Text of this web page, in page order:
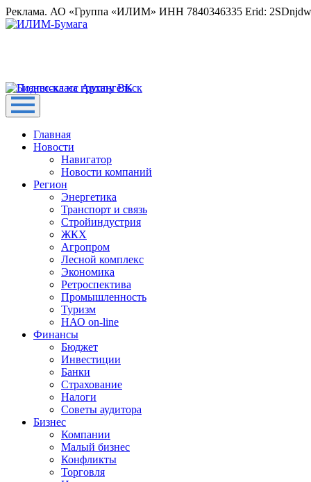
Реклама. АО «Группа «ИЛИМ» ИНН 7840346335 Erid:
Главная
Новости
Навигатор
Новости компаний
Регион
Энергетика
Транспорт и связь
Стройиндустрия
ЖКХ
Агропром
Лесной комплекс
Экономика
Ретроспектива
Промышленность
Туризм
НАО on-line
Финансы
Бюджет
Инвестиции
Банки
Страхование
Налоги
Советы аудитора
Бизнес
Компании
Малый бизнес
Конфликты
Торговля